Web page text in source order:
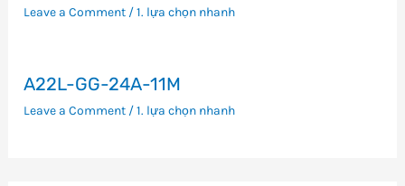
Leave a Comment /1. lựa chọn nhanh
A22L-GG-24A-11M
Leave a Comment /1. lựa chọn nhanh